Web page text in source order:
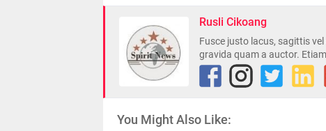
Rusli Cikoang
Fusce justo lacus, sagittis
gravida quam a auctor.
You Might Also Like: